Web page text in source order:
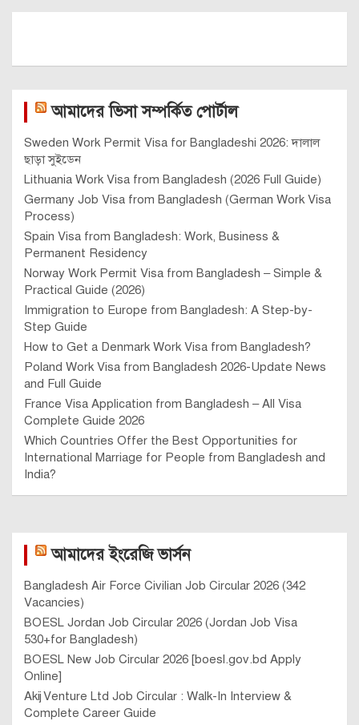
আমাদের ভিসা সম্পর্কিত পোর্টাল
Sweden Work Permit Visa for Bangladeshi 2026: দালাল
ছাড়া সুইডেন
Lithuania Work Visa from Bangladesh (2026 Full Guide)
Germany Job Visa from Bangladesh (German Work Visa
Process)
Spain Visa from Bangladesh: Work, Business &
Permanent Residency
Norway Work Permit Visa from Bangladesh – Simple &
Practical Guide (2026)
Immigration to Europe from Bangladesh: A Step-by-
Step Guide
How to Get a Denmark Work Visa from Bangladesh?
Poland Work Visa from Bangladesh 2026-Update News
and Full Guide
France Visa Application from Bangladesh – All Visa
Complete Guide 2026
Which Countries Offer the Best Opportunities for
International Marriage for People from Bangladesh and
India?
আমাদের ইংরেজি ভার্সন
Bangladesh Air Force Civilian Job Circular 2026 (342
Vacancies)
BOESL Jordan Job Circular 2026 (Jordan Job Visa
530+for Bangladesh)
BOESL New Job Circular 2026 [boesl.gov.bd Apply
Online]
Akij Venture Ltd Job Circular : Walk-In Interview &
Complete Career Guide